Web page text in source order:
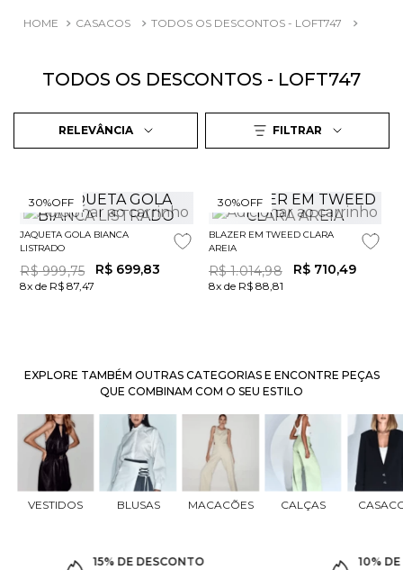
CASACOS TODOS OS DESCONTOS - LOFT747
TODOS OS DESCONTOS - LOFT747
RELEVÂNCIA FILTRAR
30%OFF
JAQUETA GOLA BIANCA
LISTRADO
R$ 999,75 R$ 699,83
8x de R$ 87,47
30%OFF
BLAZER EM TWEED CLARA
AREIA
R$ 1.014,98 R$ 710,49
8x de R$ 88,81
EXPLORE TAMBÉM OUTRAS CATEGORIAS E ENCONTRE PEÇAS
QUE COMBINAM COM O SEU ESTILO
VESTIDOS BLUSAS MACACÕES CALÇAS
15% DE DESCONTO
10%